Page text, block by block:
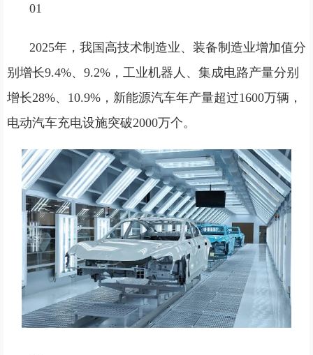
01
2025年，我国高技术制造业、装备制造业增加值分
别增长9.4%、9.2%，工业机器人、集成电路产量分别
增长28%、10.9%，新能源汽车年产量超过1600万辆，
电动汽车充电设施突破2000万个。